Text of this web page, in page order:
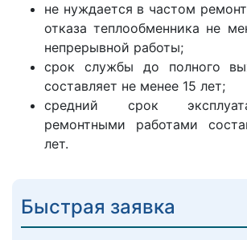
не нуждается в частом
отказа теплообменника не
непрерывной работы;
срок службы до полного
составляет не менее 15 лет;
средний срок
ремонтными работами
лет.
Быстрая заявка